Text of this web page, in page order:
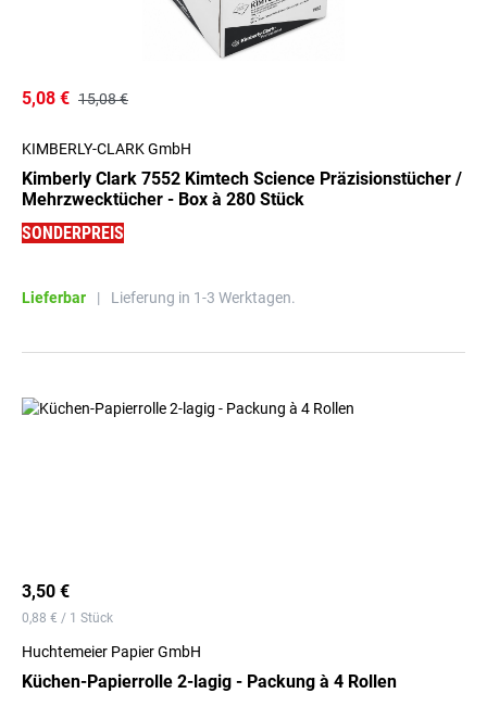
5,08 € 15,08 €
KIMBERLY-CLARK GmbH
Kimberly Clark 7552 Kimtech Science Präzisionstücher /
Mehrzwecktücher - Box à 280 Stück
SONDERPREIS
Lieferbar | Lieferung in 1-3 Werktagen.
3,50 €
0,88 € / 1 Stück
Huchtemeier Papier GmbH
Küchen-Papierrolle 2-lagig - Packung à 4 Rollen